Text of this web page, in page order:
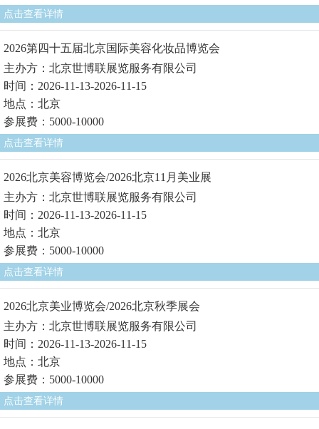
点击查看详情
2026第四十五届北京国际美容化妆品博览会
主办方：北京世博联展览服务有限公司
时间：2026-11-13-2026-11-15
地点：北京
参展费：5000-10000
点击查看详情
2026北京美容博览会/2026北京11月美业展
主办方：北京世博联展览服务有限公司
时间：2026-11-13-2026-11-15
地点：北京
参展费：5000-10000
点击查看详情
2026北京美业博览会/2026北京秋季展会
主办方：北京世博联展览服务有限公司
时间：2026-11-13-2026-11-15
地点：北京
参展费：5000-10000
点击查看详情